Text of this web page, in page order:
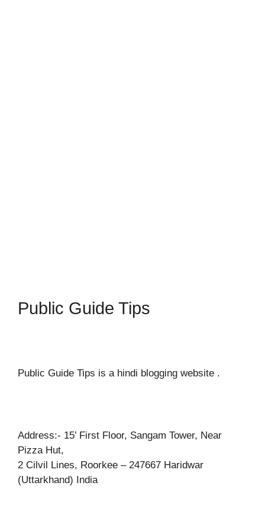
Public Guide Tips
Public Guide Tips is a hindi blogging website .
Address:- 15’ First Floor, Sangam Tower, Near
Pizza Hut,
2 Cilvil Lines, Roorkee – 247667 Haridwar
(Uttarkhand) India